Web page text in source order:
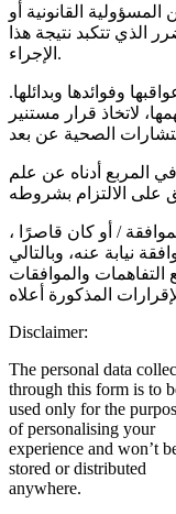
القانونية أو
الذي تتكبد نتيجة هذا
الإجراء.
وفوائدها وبدائلها.
لاتخاذ قرار مستنير
المربع أدناه عن علم
/ أو كان قاصرًا ،
نيابة عنه، وبالتالي
والموافقات
Disclaimer:
The personal data
through this form is to
used only for the
of personalising your
experience and won’t
stored or distributed
anywhere.